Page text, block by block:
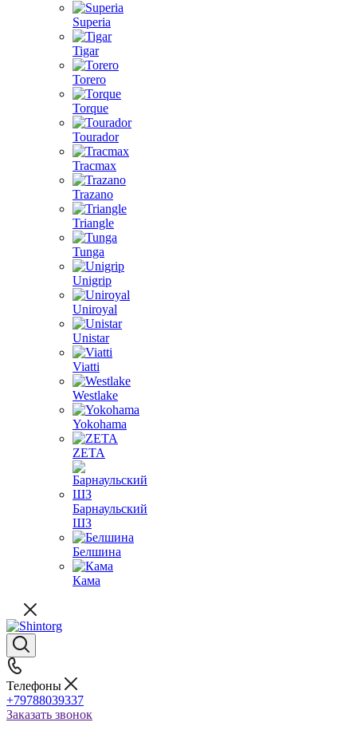
Superia
Tigar
Torero
Torque
Tourador
Tracmax
Trazano
Triangle
Tunga
Unigrip
Uniroyal
Unistar
Viatti
Westlake
Yokohama
ZETA
Барнаульский
ШЗ
Белшина
Кама
Телефоны
+79788039337
Заказать звонок